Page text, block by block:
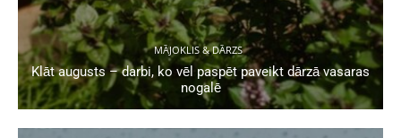
MĀJOKLIS & DĀRZS
Klāt augusts – darbi, ko vēl paspēt paveikt dārzā vasaras
nogalē